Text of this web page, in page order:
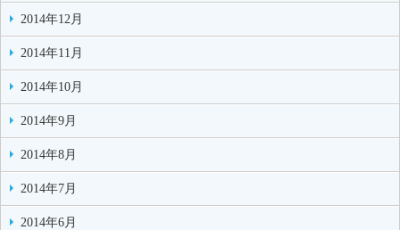
2014年12月
2014年11月
2014年10月
2014年9月
2014年8月
2014年7月
2014年6月